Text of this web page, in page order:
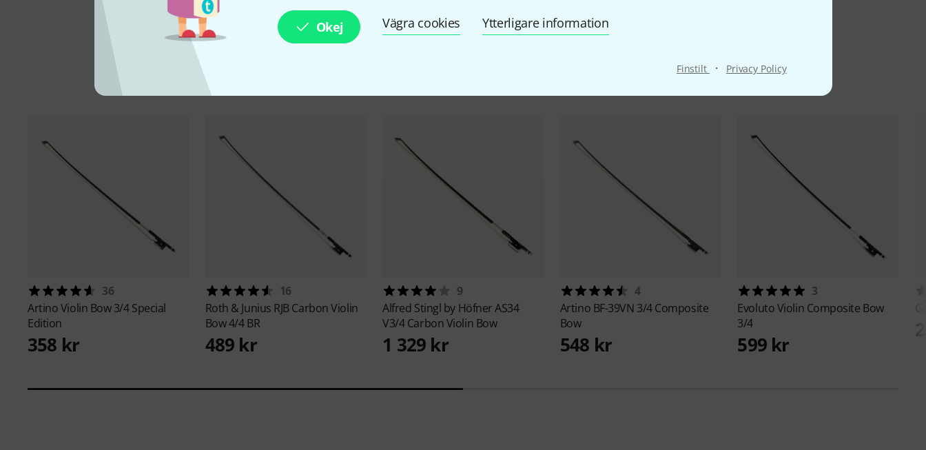
Okej Vägra cookies Ytterligare information
Finstilt · Privacy Policy
36
ArtinoViolin Bow 3/4 Special
Edition
358 kr
16
Roth & Junius RJB Carbon Violin
Bow 4/4 BR
489 kr
9
Alfred Stingl by HöfnerAS34
V3/4 Carbon Violin Bow
1 329 kr
4
Artino BF-39VN 3/4 Composite
Bow
548 kr
3
EvolutoViolin Composite Bow
3/4
599 kr